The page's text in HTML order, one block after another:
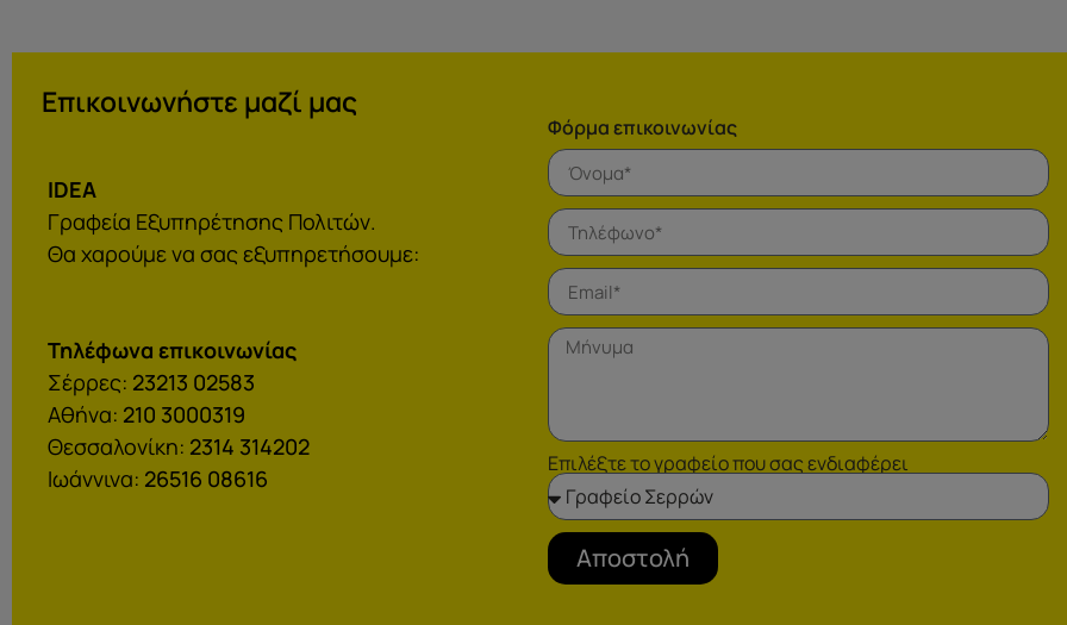
Επικοινωνήστε μαζί μας
IDEA
Γραφεία Εξυπηρέτησης Πολιτών.
Θα χαρούμε να σας εξυπηρετήσουμε:
Τηλέφωνα επικοινωνίας
Σέρρες: 23213 02583
Αθήνα: 210 3000319
Θεσσαλονίκη: 2314 314202
Ιωάννινα: 26516 08616
Φόρμα επικοινωνίας
Επιλέξτε το γραφείο που σας ενδιαφέρει
Αποστολή